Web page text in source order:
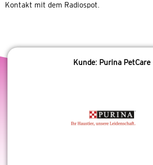
Kontakt mit dem Radiospot.
Kunde: Purina PetCare